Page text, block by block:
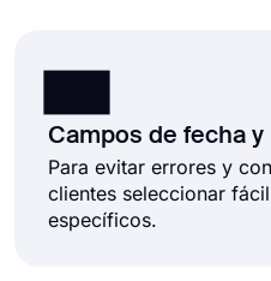
Campos de fecha y
Para evitar errores y
clientes seleccionar
específicos.